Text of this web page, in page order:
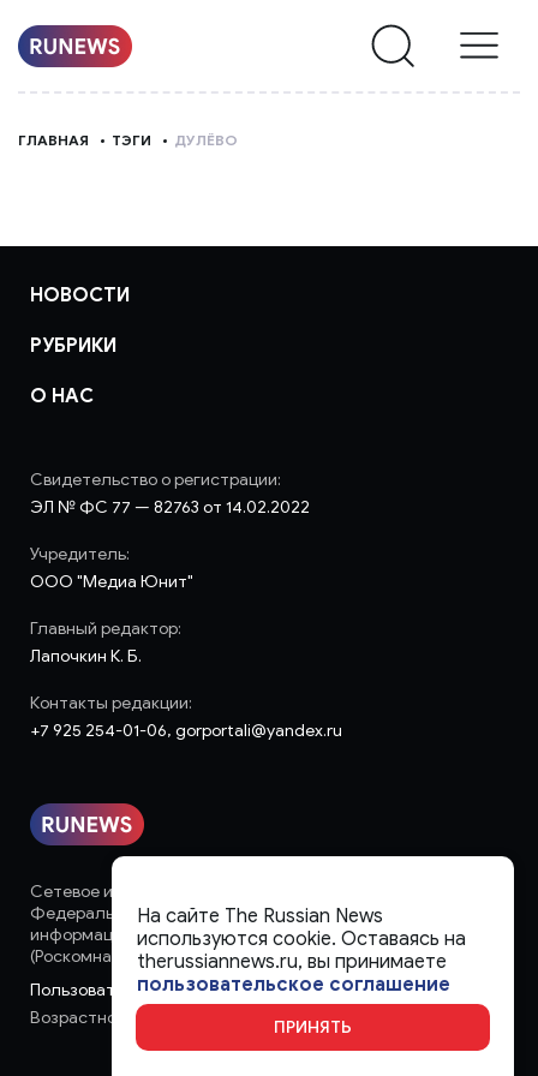
О
НАС
ГЛАВНАЯ ТЭГИ ДУЛЁВО
НОВОСТИ
РУБРИКИ
О НАС
Сетевое издание «runews» (18+) зарегистрировано в
Федеральной службе по надзору в сфере связи,
информационных технологий и массовых коммуникаций
(Роскомнадзор)
Пользовательское соглашение
Возрастное ограничение:
Свидетельство о регистрации:
ЭЛ № ФС 77 — 82763 от 14.02.2022
Учредитель:
ООО "Медиа Юнит"
Главный редактор:
Лапочкин К. Б.
Контакты редакции:
+7 925 254-01-06, gorportali@yandex.ru
На сайте The Russian News
используются cookie. Оставаясь на
therussiannews.ru, вы принимаете
пользовательское соглашение
ПРИНЯТЬ